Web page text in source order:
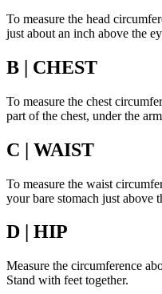
To measure the head
just about an inch above the
B | CHEST
To measure the chest
part of the chest, under the
C | WAIST
To measure the waist
your bare stomach just above
D | HIP
Measure the circumference
Stand with feet together.